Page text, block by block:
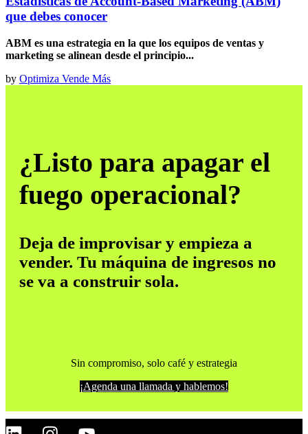
que debes conocer
ABM es una estrategia en la que los equipos de ventas y
marketing se alinean desde el principio...
by Optimiza Vende Más
¿Listo para apagar el
fuego operacional?
Deja de improvisar y empieza a
vender. Tu máquina de ingresos no
se va a construir sola.
Sin compromiso, solo café y estrategia
¡Agenda una llamada y hablemos!